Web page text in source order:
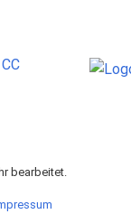
bearbeitet.